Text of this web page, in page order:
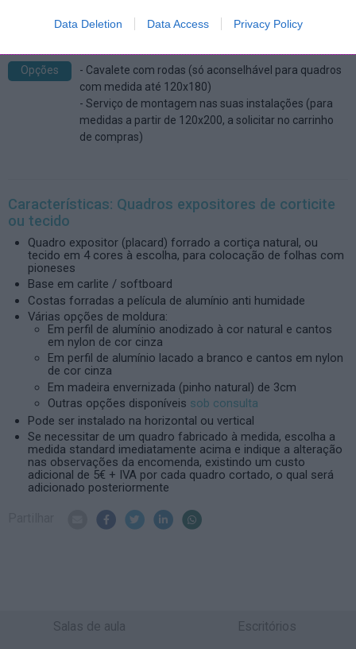
Data Deletion Data Access Privacy Policy
Opções
- Cavalete com rodas (só aconselhável para quadros
com medida até 120x180)
- Serviço de montagem nas suas instalações (para
medidas a partir de 120x200, a solicitar no carrinho
de compras)
Características: Quadros expositores de corticite
ou tecido
Quadro expositor (placard) forrado a cortiça natural, ou
tecido em 4 cores à escolha, para colocação de folhas com
pioneses
Base em carlite / softboard
Costas forradas a película de alumínio anti humidade
Várias opções de moldura:
Em perfil de alumínio anodizado à cor natural e cantos
em nylon de cor cinza
Em perfil de alumínio lacado a branco e cantos em nylon
de cor cinza
Em madeira envernizada (pinho natural) de 3cm
Outras opções disponíveis sob consulta
Pode ser instalado na horizontal ou vertical
Se necessitar de um quadro fabricado à medida, escolha a
medida standard imediatamente acima e indique a alteração
nas observações da encomenda, existindo um custo
adicional de 5€ + IVA por cada quadro cortado, o qual será
adicionado posteriormente
Salas de aula Escritórios